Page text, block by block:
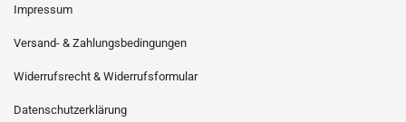
Impressum
Versand- & Zahlungsbedingungen
Widerrufsrecht & Widerrufsformular
Datenschutzerklärung